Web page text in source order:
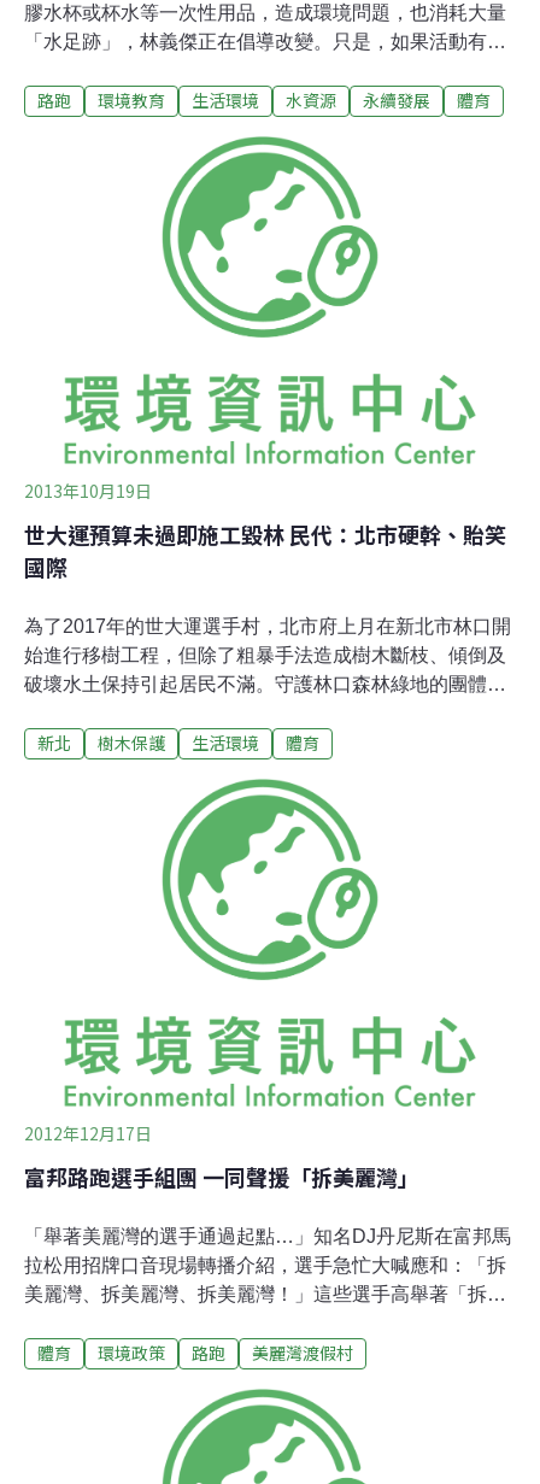
膠水杯或杯水等一次性用品，造成環境問題，也消耗大量
「水足跡」，林義傑正在倡導改變。只是，如果活動有贊
前所推動的的兩個路跑品牌：MiniRun和SuperRace，已
為基地的國際馬拉松賽，規劃富有特殊地形與風情的路
線，在20~30公里的賽程中，感受充滿越野刺激的樂趣，
及大自然廣闊的視野，體驗不同於城市路跑的挑戰。而
SuperRace賽事規劃於台灣、中國內蒙、非洲和北極，是
一系列的環球極地超級馬拉松積分賽。在每一站賽事中，
參賽者必須全程背負個人行囊，夜宿於指定營地，在險峻
的環境中，挑戰歷時3天總程約120公里的超級馬拉松賽。
路跑 環境教育 生活環境 水資源 永續發展 體育
2013年10月19日
世大運預算未過即施工毀林 民代：北市硬幹、貽笑
國際
為了2017年的世大運選手村，北市府上月在新北市林口開
始進行移樹工程，但除了粗暴手法造成樹木斷枝、傾倒及
破壞水土保持引起居民不滿。守護林口森林綠地的團體指
評，應該立即停工。18日，親民黨立委陳怡潔和民進黨籍
時，對官員回覆大表不滿，都認為此舉是行政凌駕立法，
而且北市府簡直吃遍內政部與新北市等機關的豆腐。陳怡
潔表示，將繼續在立院聯合「內政委員會」立委凍結此案
預算，徐佳青亦表示回議會後，將進行相關的質詢。得到
民意代表關注的林口民眾與護樹志工也因此提振士氣，將
展開街頭宣傳等一系列活動，希望更多鄰里能加入搶救行
列。預算遭凍結、沒有B計畫 北市府硬幹2017年的世界大
新北市林口區的國有用地，為了12天的賽事而砍掉16公頃
的森林是否恰當，引發爭議。「這是既定的
新北 樹木保護 生活環境 體育
2012年12月17日
富邦路跑選手組團 一同聲援「拆美麗灣」
「舉著美麗灣的選手通過起點…」知名DJ丹尼斯在富邦馬
拉松用招牌口音現場轉播介紹，選手急忙大喊應和：「拆
美麗灣、拆美麗灣、拆美麗灣！」這些選手高舉著「拆美
拉松賽昨（16日）於市政府前起跑，富邦路跑除了是運動
場除了有參賽者穿著電影鋼鐵人及巴斯光年戲服重裝上
陣，也有全家福穿著動物布偶服粉墨登場。另外富邦路跑
也是公民宣傳公共議題的公眾場合，其中最為醒目的，是
體育 環境政策 路跑 美麗灣渡假村